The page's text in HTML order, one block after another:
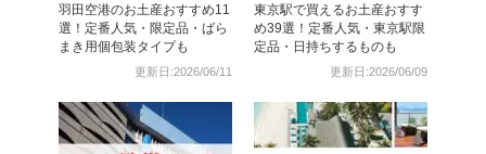
羽田空港のお土産おすすめ11
選！定番人気・限定品・ばら
まき用個包装タイプも
更新日:2026/06/11
東京駅で買えるお土産おすす
め39選！定番人気・東京駅限
定品・日持ちするものも
更新日:2026/06/09